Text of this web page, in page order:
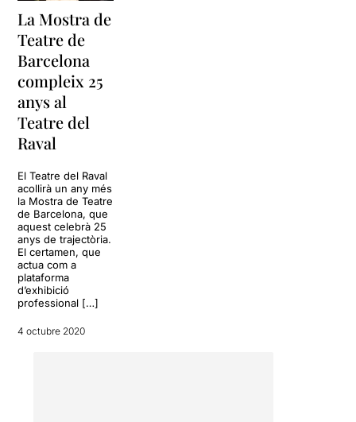
La Mostra de
Teatre de
Barcelona
compleix 25
anys al
Teatre del
Raval
El Teatre del Raval
acollirà un any més
la Mostra de Teatre
de Barcelona, que
aquest celebrà 25
anys de trajectòria.
El certamen, que
actua com a
plataforma
d’exhibició
professional […]
4 octubre 2020